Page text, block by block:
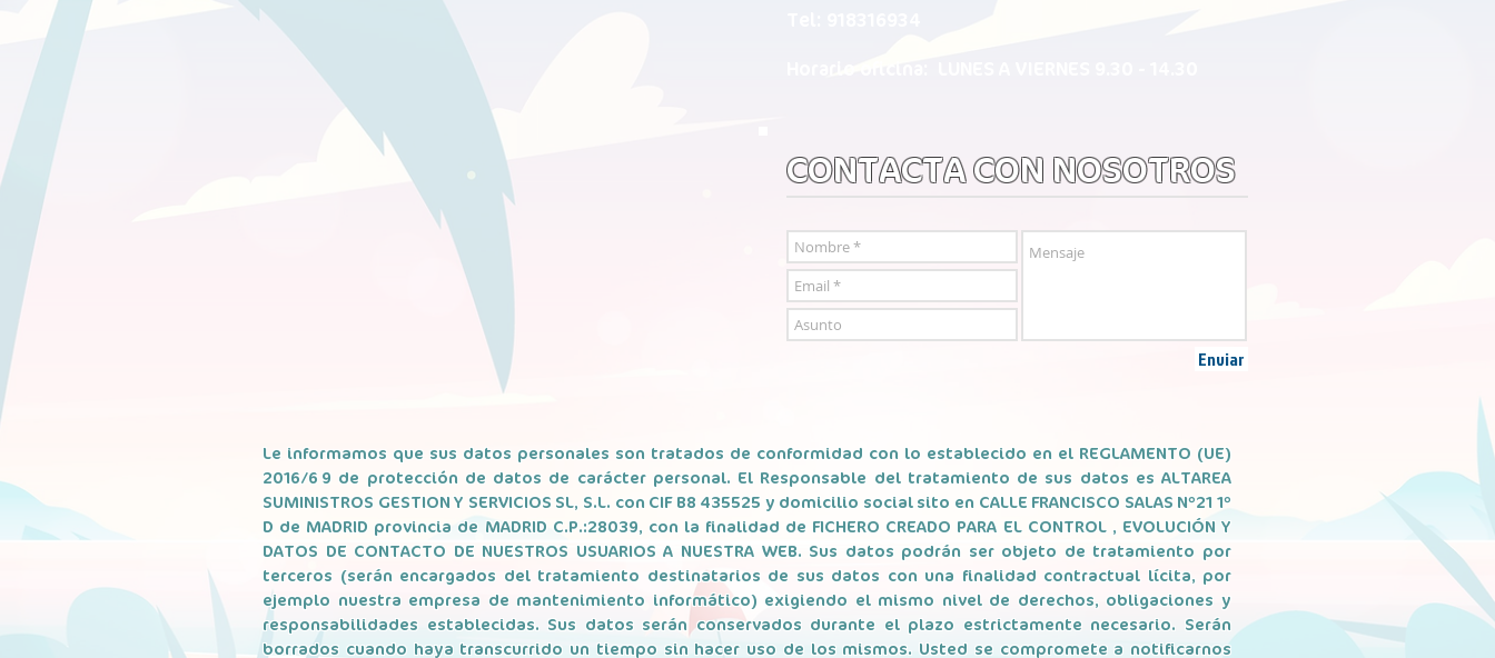
CONTACTA CON NOSOTROS
Enviar
Le informamos que sus datos personales son tratados de conformidad con lo establecido en el REGLAMENTO (UE)
2016/679 de protección de datos de carácter personal. El Responsable del tratamiento de sus datos es ALTAREA
SUMINISTROS GESTION Y SERVICIOS SL, S.L. con CIF B87435525 y domicilio social sito en CALLE FRANCISCO SALAS Nº21 1º
D de MADRID provincia de MADRID C.P.:28039, con la finalidad de FICHERO CREADO PARA EL CONTROL , EVOLUCIÓN Y
DATOS DE CONTACTO DE NUESTROS USUARIOS A NUESTRA WEB. Sus datos podrán ser objeto de tratamiento por
terceros (serán encargados del tratamiento destinatarios de sus datos con una finalidad contractual lícita, por
ejemplo nuestra empresa de mantenimiento informático) exigiendo el mismo nivel de derechos, obligaciones y
responsabilidades establecidas. Sus datos serán conservados durante el plazo estrictamente necesario. Serán
borrados cuando haya transcurrido un tiempo sin hacer uso de los mismos. Usted se compromete a notificarnos